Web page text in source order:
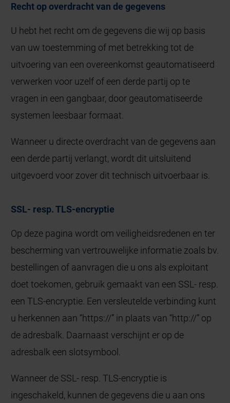
Recht op overdracht van de gegevens
U hebt het recht om de gegevens die wij op basis
van uw toestemming of met betrekking tot de
uitvoering van een overeenkomst geautomatiseerd
verwerken voor uzelf of een derde partij op te
vragen in een gangbaar, door geautomatiseerde
systemen leesbaar formaat.
Wanneer u directe overdracht van de gegevens aan
een derde partij verlangt, wordt dit uitsluitend
uitgevoerd voor zover dit technisch uitvoerbaar is.
SSL- resp. TLS-encryptie
Op deze pagina wordt om veiligheidsredenen en ter
bescherming van vertrouwelijke informatie zoals bv.
bestellingen of aanvragen die u ons als exploitant
doet toekomen, gebruik gemaakt van een SSL- resp.
een TLS-encryptie. Een versleutelde verbinding kunt
u herkennen aan “https://” in plaats van “http://” op
de adresbalk. Daarnaast verschijnt er op de
adresbalk een slotsymbool.
Wanneer de SSL- resp. TLS-encryptie is
ingeschakeld, kunnen de gegevens die u aan ons